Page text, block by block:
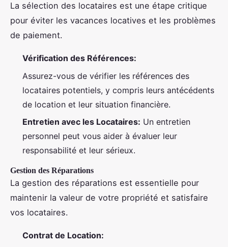
La sélection des locataires est une étape critique
pour éviter les vacances locatives et les problèmes
de paiement.
Vérification des Références:
Assurez-vous de vérifier les références des
locataires potentiels, y compris leurs antécédents
de location et leur situation financière.
Entretien avec les Locataires: Un entretien
personnel peut vous aider à évaluer leur
responsabilité et leur sérieux.
Gestion des Réparations
La gestion des réparations est essentielle pour
maintenir la valeur de votre propriété et satisfaire
vos locataires.
Contrat de Location: